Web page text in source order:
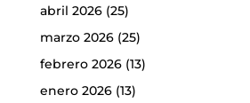
abril 2026(25)
marzo 2026(25)
febrero 2026(13)
enero 2026(13)